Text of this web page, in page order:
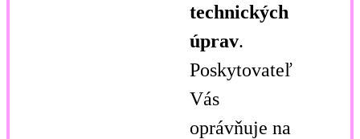
technických
úprav.
Poskytovateľ
Vás
oprávňuje na